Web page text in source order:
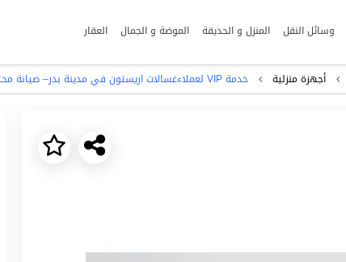
وسائل النقل المنزل و الحديقة الموضة و الجمال العقار
أجهزة منزلية خدمة VIP لعملاءغسالات اريستون في مدينة بدر– صيانة محترفة حتى باب بيتك 01220261030